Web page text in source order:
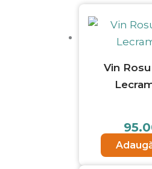
Vin